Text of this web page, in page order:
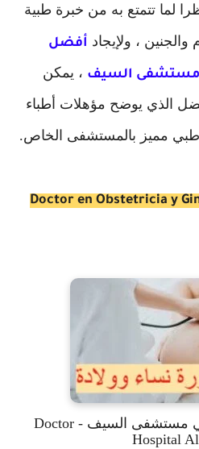
لما تتمتع به من خبرة طبية
، ولإيجاد أفضل
مستشفى السيف ، يمكن
الذي يوضح مؤهلات أطباء
طبي مميز بالمستشفى الخاص.
Doctor en Obstetricia y
دكتورة نساء وولادة في مستشفى السيف - Doctor
Hospital